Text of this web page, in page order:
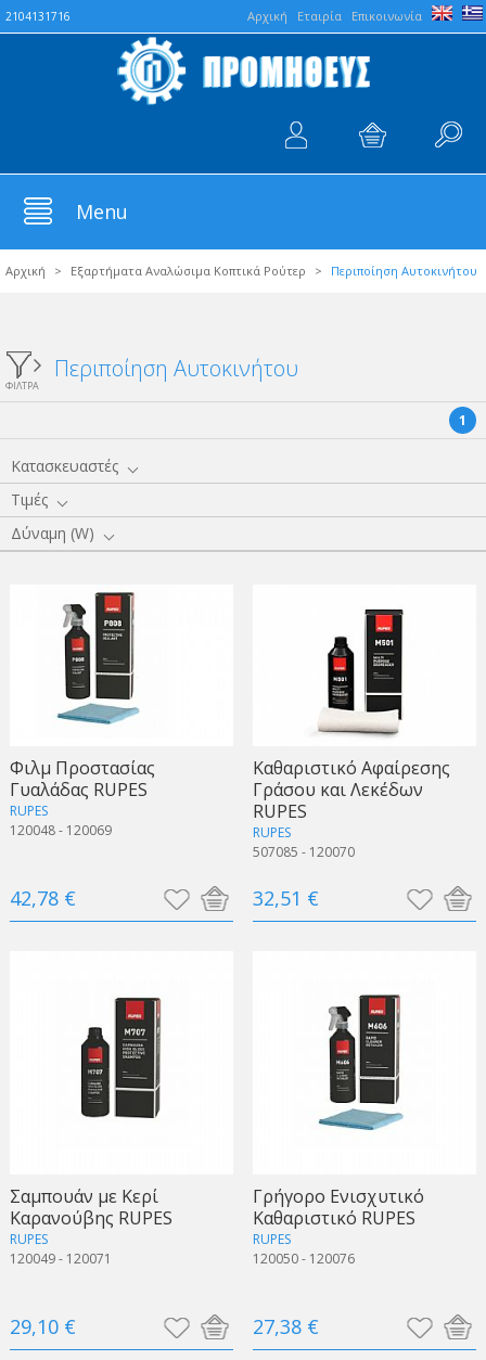
Aρχική Εταιρία Επικοινωνία
2104131716
Menu
Αρχική > Εξαρτήματα Αναλώσιμα Κοπτικά Ρούτερ > Περιποίηση Αυτοκινήτου
ΦΙΛΤΡΑ
Περιποίηση Αυτοκινήτου
1
Κατασκευαστές
Τιμές
Δύναμη (W)
Φιλμ Προστασίας
Γυαλάδας RUPES
RUPES
120048 - 120069
42,78 €
Καθαριστικό Αφαίρεσης
Γράσου και Λεκέδων
RUPES
RUPES
507085 - 120070
32,51 €
Σαμπουάν με Κερί
Καρανούβης RUPES
RUPES
120049 - 120071
29,10 €
Γρήγορο Ενισχυτικό
Καθαριστικό RUPES
RUPES
120050 - 120076
27,38 €